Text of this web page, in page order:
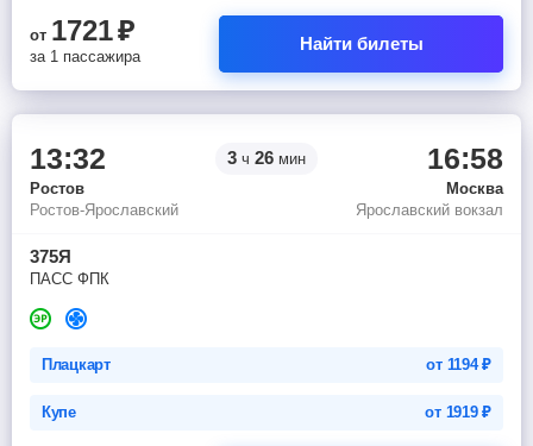
от 1721₽
за 1 пассажира
Найти билеты
13:32 3 ч 26 мин 16:58
Ростов
Москва
Ростов-Ярославский
Ярославский вокзал
375Я
ПАСС ФПК
Плацкарт от 1194₽
Купе от 1919₽